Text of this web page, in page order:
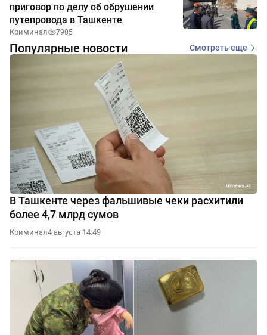
приговор по делу об обрушении
путепровода в Ташкенте
Криминал 7905
Популярные новости Смотреть еще
В Ташкенте через фальшивые чеки расхитили
более 4,7 млрд сумов
Криминал4 августа 14:49